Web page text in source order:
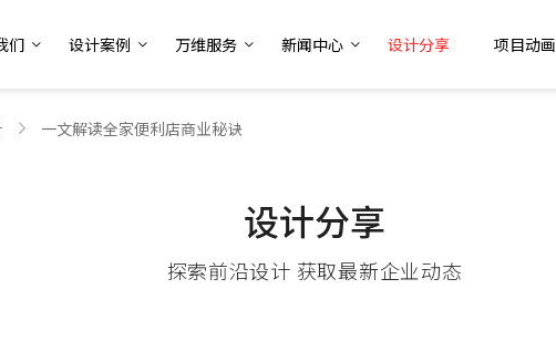
们 设计案例 万维服务 新闻中心 设计分享 项目动画
一文解读全家便利店商业秘诀
设计分享
探索前沿设计 获取最新企业动态